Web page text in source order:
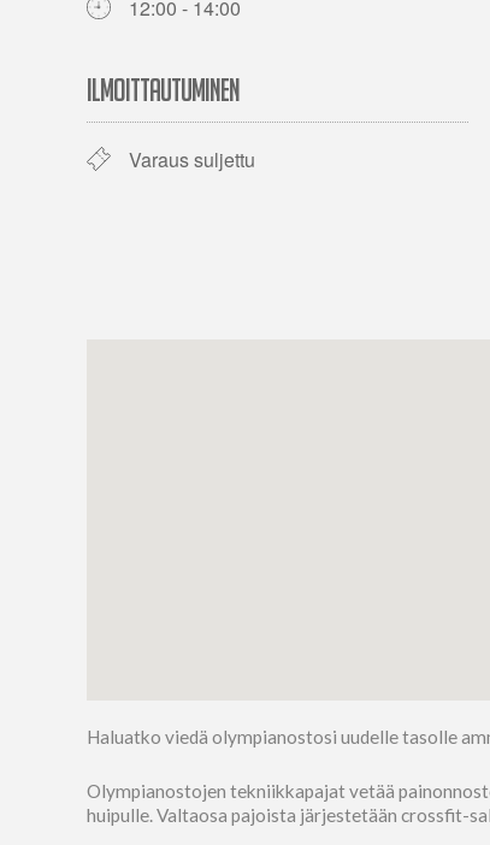
12:00 - 14:00
ILMOITTAUTUMINEN
Varaus suljettu
Haluatko viedä olympianostosi uudelle tasolle
Olympianostojen tekniikkapajat vetää
huipulle. Valtaosa pajoista järjestetään crossfit-